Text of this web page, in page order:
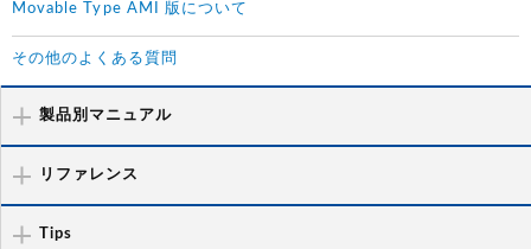
Movable Type AMI 版について
その他のよくある質問
製品別マニュアル
リファレンス
Tips